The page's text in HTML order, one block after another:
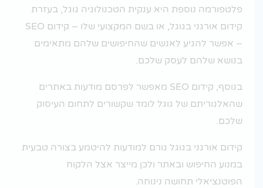
פלטפורמה נוספת היא ענקית הטכנולוגיה גוגל, בעזרת
קידום אורגני בגוגל, או בשם המקצועי שלו – קידום SEO
– אפשר להגיע לאנשים שהחיפושים שלהם מתאימים
בנושא שלהם לעסק שלכם.
בנוסף, קידום SEO מאפשר לפרסם מודעות באתרים
שהאלגוריתם של גוגל לומד שקשורים לתחום העיסוק
שלכם.
קידום אורגני בגוגל גורם למודעות להיטמע בצורה טבעית
במנוע החיפוש ובאתר ולכן מייצר אצל הלקוח
הפוטנציאלי תחושה נינוחה.